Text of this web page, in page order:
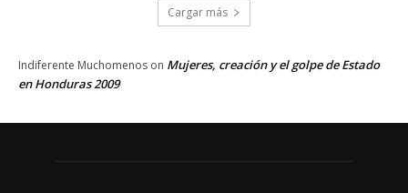
Cargar más
Indiferente Muchomenos on Mujeres, creación y el golpe de Estado
en Honduras 2009